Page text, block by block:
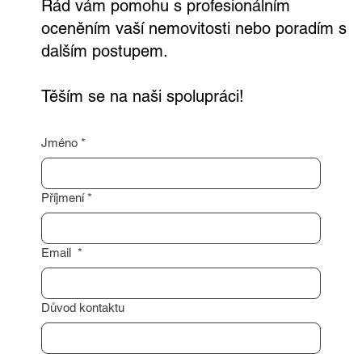
Rád vám pomohu s profesionálním
oceněním vaší nemovitosti nebo poradím s
dalším postupem.
Těším se na naši spolupráci!
Jméno *
Příjmení *
Email *
Důvod kontaktu